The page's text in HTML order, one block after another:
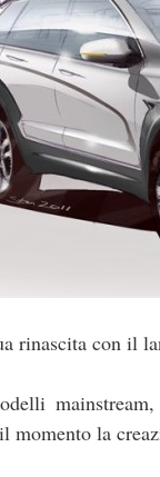
rinascita con il
momento la